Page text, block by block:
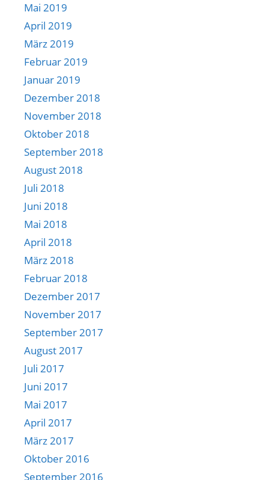
Mai 2019
April 2019
März 2019
Februar 2019
Januar 2019
Dezember 2018
November 2018
Oktober 2018
September 2018
August 2018
Juli 2018
Juni 2018
Mai 2018
April 2018
März 2018
Februar 2018
Dezember 2017
November 2017
September 2017
August 2017
Juli 2017
Juni 2017
Mai 2017
April 2017
März 2017
Oktober 2016
September 2016